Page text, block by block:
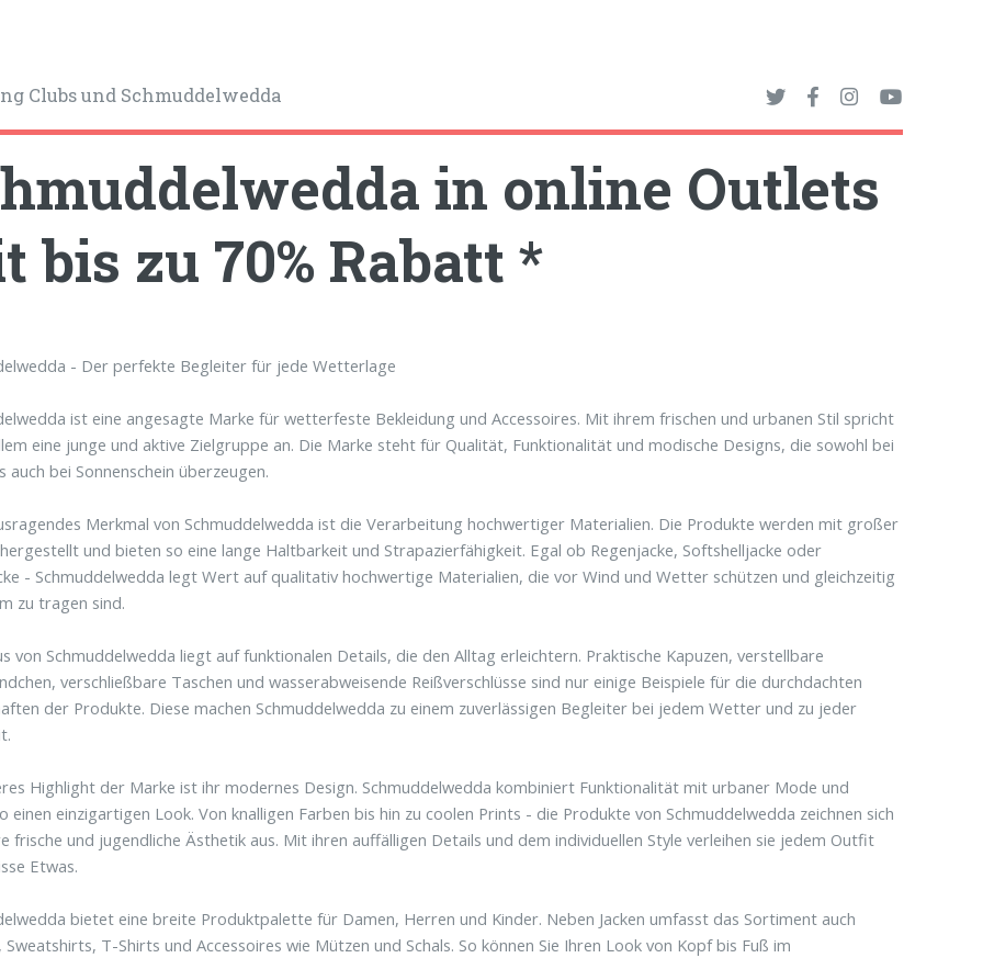
Clubs und Schmuddelwedda
in online Outlets
bis zu 70% Rabatt *
- Der perfekte Begleiter für jede Wetterlage
ist eine angesagte Marke für wetterfeste Bekleidung und Accessoires. Mit ihrem frischen und urbanen Stil spricht
eine junge und aktive Zielgruppe an. Die Marke steht für Qualität, Funktionalität und modische Designs, die sowohl bei
auch bei Sonnenschein überzeugen.
Merkmal von Schmuddelwedda ist die Verarbeitung hochwertiger Materialien. Die Produkte werden mit großer
und bieten so eine lange Haltbarkeit und Strapazierfähigkeit. Egal ob Regenjacke, Softshelljacke oder
- Schmuddelwedda legt Wert auf qualitativ hochwertige Materialien, die vor Wind und Wetter schützen und gleichzeitig
zu tragen sind.
von Schmuddelwedda liegt auf funktionalen Details, die den Alltag erleichtern. Praktische Kapuzen, verstellbare
verschließbare Taschen und wasserabweisende Reißverschlüsse sind nur einige Beispiele für die durchdachten
der Produkte. Diese machen Schmuddelwedda zu einem zuverlässigen Begleiter bei jedem Wetter und zu jeder
Highlight der Marke ist ihr modernes Design. Schmuddelwedda kombiniert Funktionalität mit urbaner Mode und
einen einzigartigen Look. Von knalligen Farben bis hin zu coolen Prints - die Produkte von Schmuddelwedda zeichnen sich
frische und jugendliche Ästhetik aus. Mit ihren auffälligen Details und dem individuellen Style verleihen sie jedem Outfit
Etwas.
bietet eine breite Produktpalette für Damen, Herren und Kinder. Neben Jacken umfasst das Sortiment auch
Sweatshirts, T-Shirts und Accessoires wie Mützen und Schals. So können Sie Ihren Look von Kopf bis Fuß im